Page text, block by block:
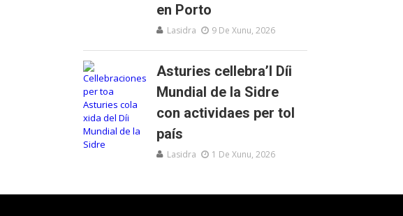
en Porto
Lasidra 9 De Xunu, 2026
Asturies cellebra’l Díi
Mundial de la Sidre
con actividaes per tol
país
Lasidra 1 De Xunu, 2026